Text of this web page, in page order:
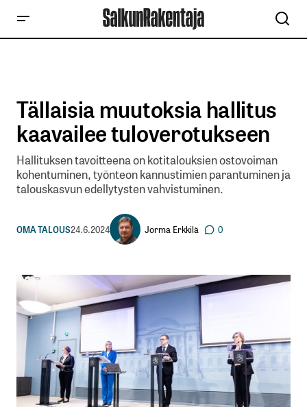
Tällaisia muutoksia hallitus
kaavailee tuloverotukseen
Hallituksen tavoitteena on kotitalouksien ostovoiman
kohentuminen, työnteon kannustimien parantuminen ja
talouskasvun edellytysten vahvistuminen.
OMA TALOUS24.6.2024 Jorma Erkkilä 0